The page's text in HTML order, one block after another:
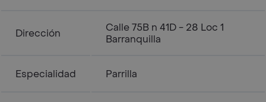
Dirección
Calle 75B n 41D - 28 Loc 1
Barranquilla
Especialidad Parrilla